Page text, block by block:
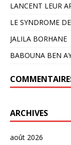
LANCENT LEUR
LE SYNDROME
JALILA BORHANE
BABOUNA BEN
ARCHIVES
août 2026